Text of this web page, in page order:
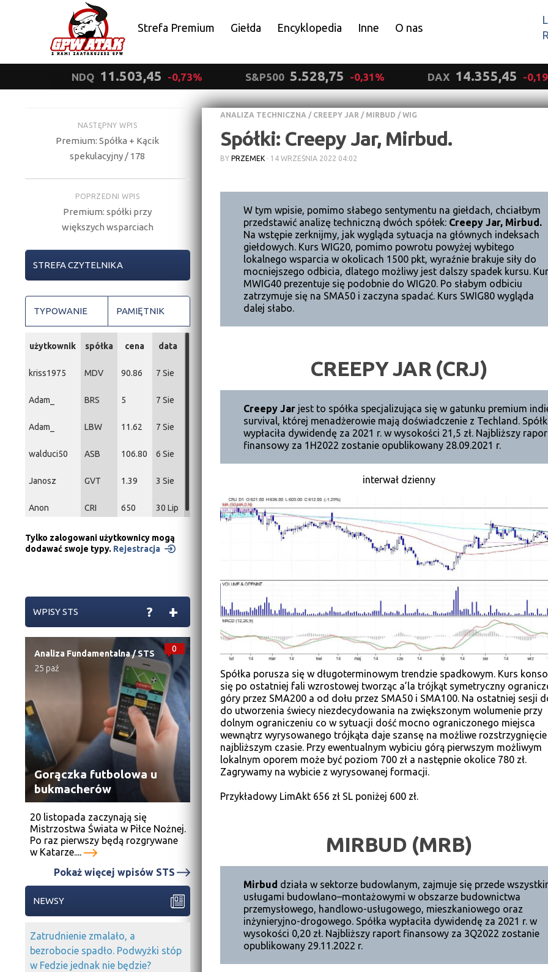
Strefa Premium Giełda Encyklopedia Inne O nas
NDQ 11.503,45 -0,73% S&P500 5.528,75 -0,31% DAX 14.355,45 -
ANALIZA TECHNICZNA / CREEPY JAR / MIRBUD / WIG
Spółki: Creepy Jar, Mirbud.
BY PRZEMEK · 14 WRZEŚNIA 2022 04:02
W tym wpisie, pomimo słabego sentymentu na giełdach, chciałbym
przedstawić analizę techniczną dwóch spółek: Creepy Jar, Mirbud.
Na wstępie zerknijmy, jak wygląda sytuacja na głównych indeksach
giełdowych. Kurs WIG20, pomimo powrotu powyżej wybitego
lokalnego wsparcia w okolicach 1500 pkt, wyraźnie brakuje siły do
mocniejszego odbicia, dlatego możliwy jest dalszy spadek kursu.
MWIG40 prezentuje się podobnie do WIG20. Po słabym odbiciu
zatrzymuje się na SMA50 i zaczyna spadać. Kurs SWIG80 wygląda
dalej słabo.
CREEPY JAR (CRJ)
Creepy Jarjest to spółka specjalizująca się w gatunku premium
survival, której menadżerowie mają doświadczenie z Techland.
wypłaciła dywidendę za 2021 r. w wysokości 21,5 zł. Najbliższy
finansowy za 1H2022 zostanie opublikowany 28.09.2021 r.
interwał dzienny
Spółka porusza się w długoterminowym trendzie spadkowym. Kurs
się po ostatniej fali wzrostowej tworząc a’la trójkąt symetryczny
góry przez SMA200 a od dołu przez SMA50 i SMA100. Na ostatniej sesji
do utworzenia świecy niezdecydowania na zwiększonym wolumenie przy
dolnym ograniczeniu co w sytuacji dość mocno ograniczonego miejsca
wewnątrz wyrysowanego trójkąta daje szansę na możliwe
najbliższym czasie. Przy ewentualnym wybiciu górą pierwszym możliwym
lokalnym oporem może być poziom 700 zł a następnie okolice 780 zł.
Zagrywamy na wybicie z wyrysowanej formacji.
Przykładowy LimAkt 656 zł SL poniżej 600 zł.
MIRBUD (MRB)
Mirbud działa w sektorze budowlanym, zajmuje się przede
usługami budowlano–montażowymi w obszarze budownictwa
przemysłowego, handlowo-usługowego, mieszkaniowego oraz
inżynieryjno-drogowego. Spółka wypłaciła dywidendę za 2021 r. w
wysokości 0,20 zł. Najbliższy raport finansowy za 3Q2022 zostanie
opublikowany 29.11.2022 r.
NASTĘPNY WPIS
Premium: Spółka + Kącik
spekulacyjny / 178
POPRZEDNI WPIS
Premium: spółki przy
większych wsparciach
STREFA CZYTELNIKA
TYPOWANIE PAMIĘTNIK
użytkownik spółka cena data
kriss1975 MDV 90.86 7 Sie
Adam_ BRS 5 7 Sie
Adam_ LBW 11.62 7 Sie
walduci50 ASB 106.80 6 Sie
Janosz GVT 1.39 3 Sie
Anon CRI 650 30 Lip
Tylko zalogowani użytkownicy mogą
dodawać swoje typy. Rejestracja
WPISY STS +
?
0
Analiza Fundamentalna/STS
25 paź
Gorączka futbolowa u
bukmacherów
20 listopada zaczynają się
Mistrzostwa Świata w Piłce Nożnej.
Po raz pierwszy będą rozgrywane
w Katarze....
Pokaż więcej wpisów STS
NEWSY
Zatrudnienie zmalało, a
bezrobocie spadło. Podwyżki stóp
w Fedzie jednak nie będzie?